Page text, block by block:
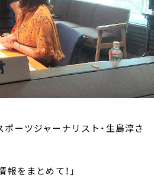
ーツジャーナリスト・生島淳さ
報をまとめて！」